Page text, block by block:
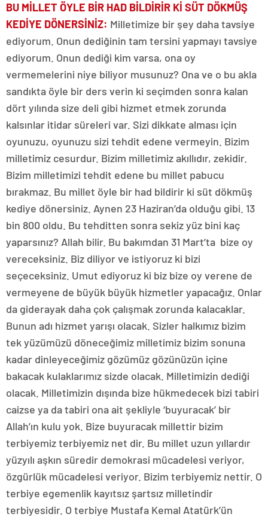
BU MİLLET ÖYLE BİR HAD BİLDİRİR Kİ SÜT DÖKMÜŞ
KEDİYE DÖNERSİNİZ: Milletimize bir şey daha tavsiye
ediyorum. Onun dediğinin tam tersini yapmayı tavsiye
ediyorum. Onun dediği kim varsa, ona oy
vermemelerini niye biliyor musunuz? Ona ve o bu akla
sandıkta öyle bir ders verin ki seçimden sonra kalan
dört yılında size deli gibi hizmet etmek zorunda
kalsınlar itidar süreleri var. Sizi dikkate alması için
oyunuzu, oyunuzu sizi tehdit edene vermeyin. Bizim
milletimiz cesurdur. Bizim milletimiz akıllıdır, zekidir.
Bizim milletimizi tehdit edene bu millet pabucu
bırakmaz. Bu millet öyle bir had bildirir ki süt dökmüş
kediye dönersiniz. Aynen 23 Haziran’da olduğu gibi. 13
bin 800 oldu. Bu tehditten sonra sekiz yüz bini kaç
yaparsınız? Allah bilir. Bu bakımdan 31 Mart’ta bize oy
vereceksiniz. Biz diliyor ve istiyoruz ki bizi
seçeceksiniz. Umut ediyoruz ki biz bize oy verene de
vermeyene de büyük büyük hizmetler yapacağız. Onlar
da giderayak daha çok çalışmak zorunda kalacaklar.
Bunun adı hizmet yarışı olacak. Sizler halkımız bizim
tek yüzümüzü döneceğimiz milletimiz bizim sonuna
kadar dinleyeceğimiz gözümüz gözünüzün içine
bakacak kulaklarımız sizde olacak. Milletimizin dediği
olacak. Milletimizin dışında bize hükmedecek bizi tabiri
caizse ya da tabiri ona ait şekliyle ‘buyuracak’ bir
Allah’ın kulu yok. Bize buyuracak millettir bizim
terbiyemiz terbiyemiz net dir. Bu millet uzun yıllardır
yüzyılı aşkın süredir demokrasi mücadelesi veriyor,
özgürlük mücadelesi veriyor. Bizim terbiyemiz nettir. O
terbiye egemenlik kayıtsız şartsız milletindir
terbiyesidir. O terbiye Mustafa Kemal Atatürk’ün